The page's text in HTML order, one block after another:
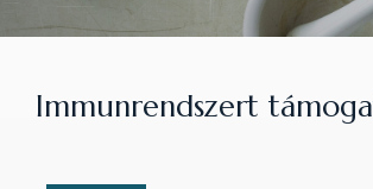
Immunrendszert